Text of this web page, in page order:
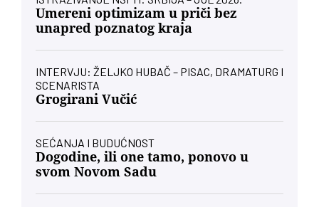
Umereni optimizam u priči bez
unapred poznatog kraja
INTERVJU: ŽELJKO HUBAČ – PISAC, DRAMATURG I
SCENARISTA
Grogirani Vučić
SEĆANJA I BUDUĆNOST
Dogodine, ili one tamo, ponovo u
svom Novom Sadu